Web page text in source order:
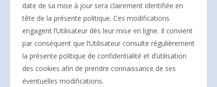
date de sa mise à jour sera clairement identifiée en
tête de la présente politique. Ces modifications
engagent l’Utilisateur dès leur mise en ligne. Il convient
par conséquent que l’Utilisateur consulte régulièrement
la présente politique de confidentialité et d’utilisation
des cookies afin de prendre connaissance de ses
éventuelles modifications.